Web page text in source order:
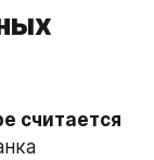
считается